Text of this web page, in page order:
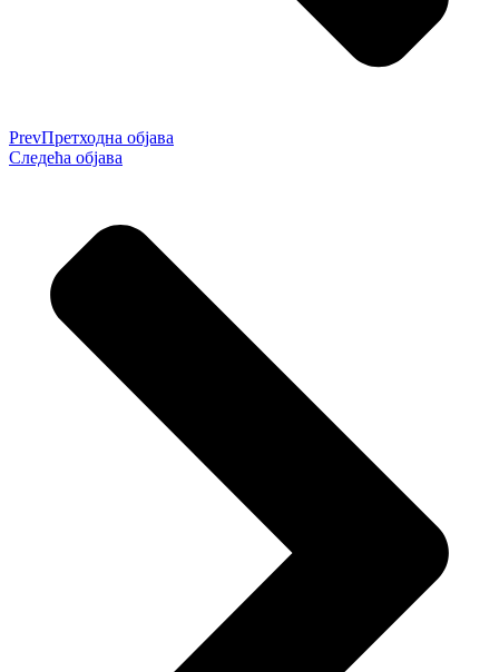
PrevПретходна објава
Следећа објава